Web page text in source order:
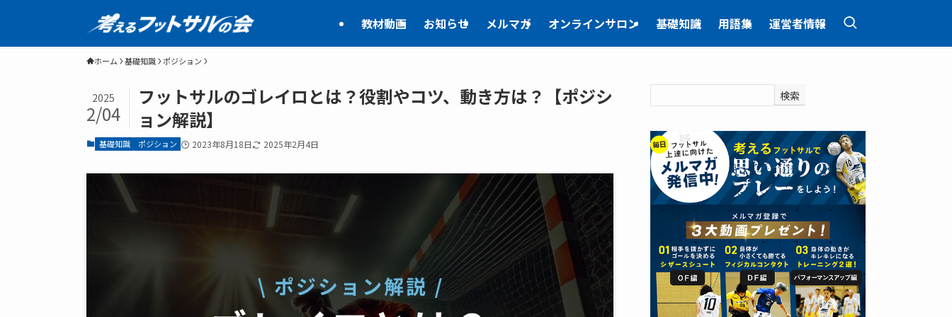
教材動画 お知らせ メルマガ オンラインサロン 基礎知識 用語集 運営者情報
ホーム 基礎知識 ポジション
フットサルのゴレイロとは？役割やコツ、動き方は？【ポジシ
ョン解説】
2025
2/04
基礎知識 ポジション 2023年8月18日 2025年2月4日
検索